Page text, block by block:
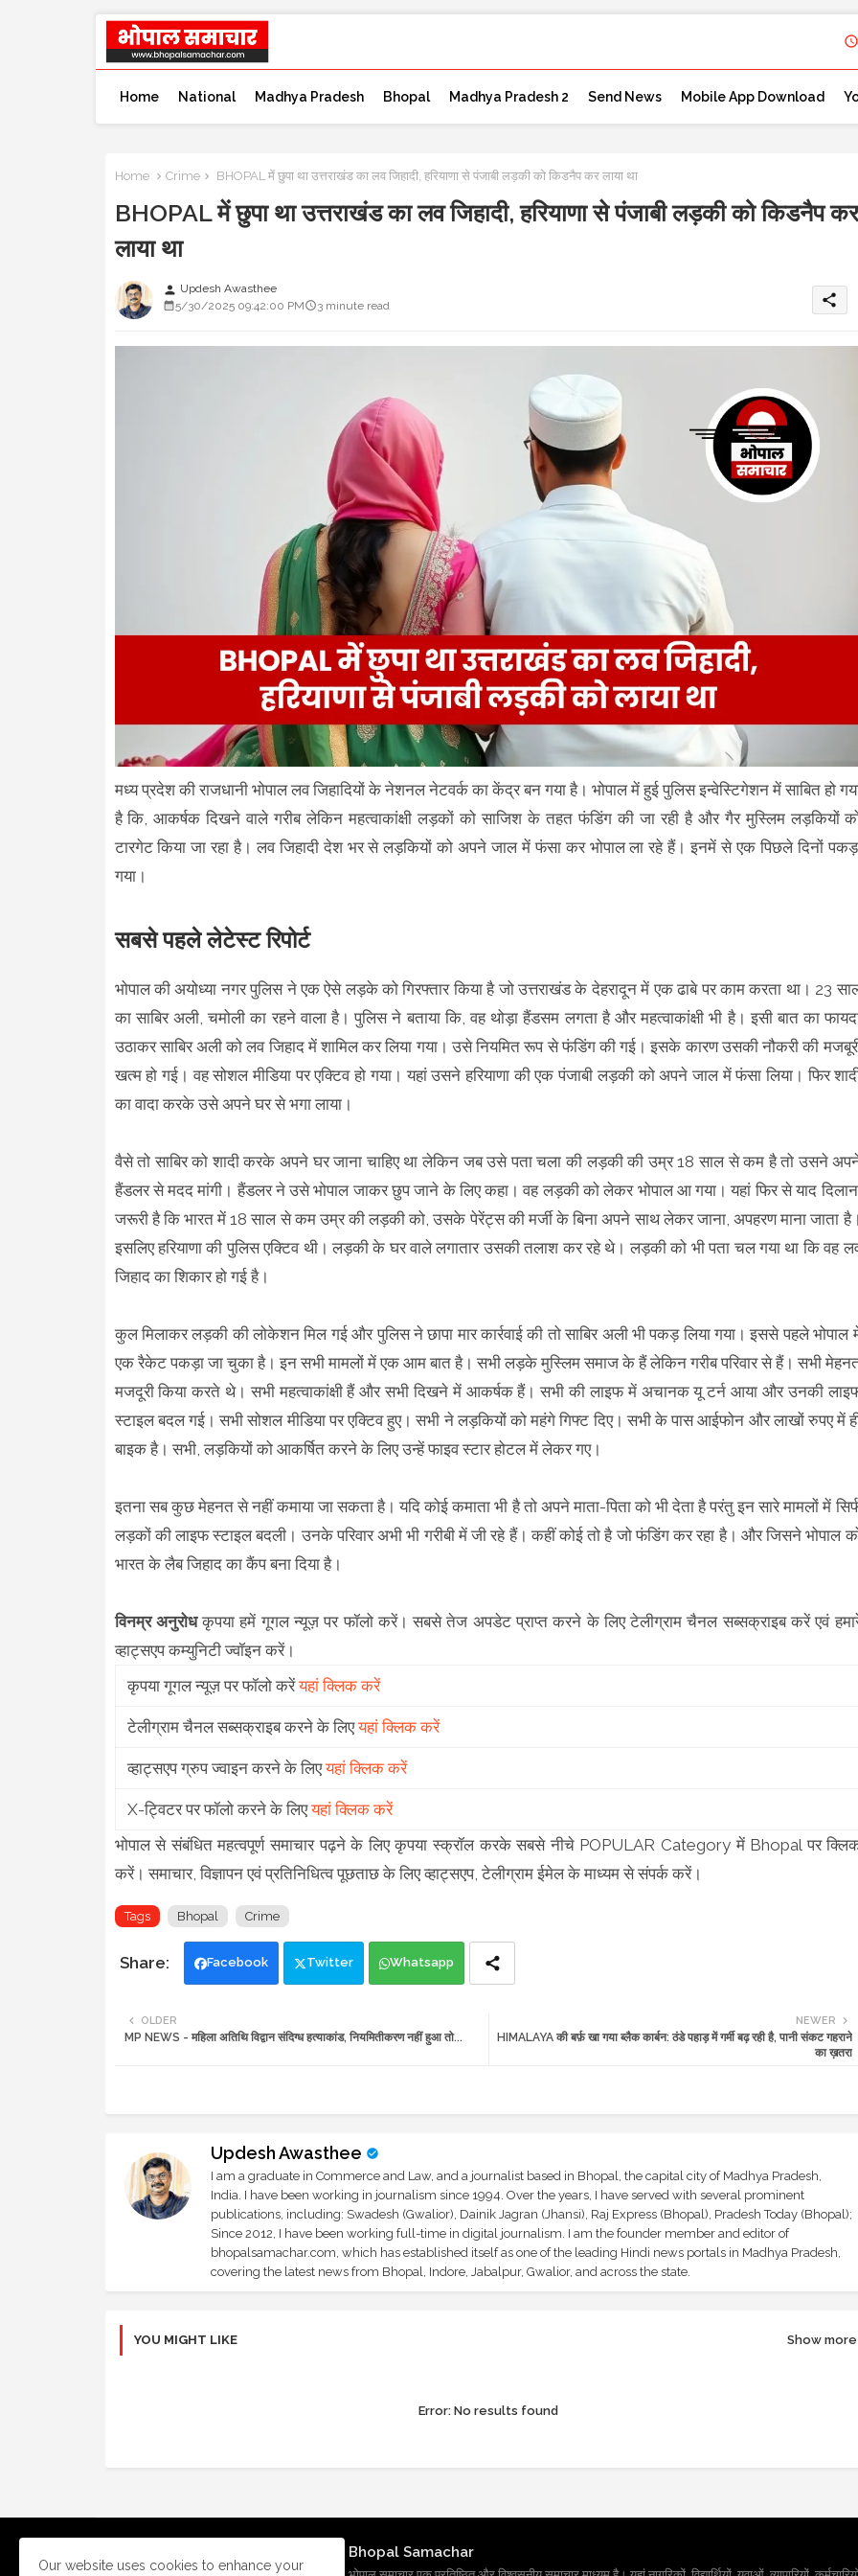
Home National Madhya Pradesh Bhopal Madhya Pradesh 2 Send News Mobile App Download
Home Crime BHOPAL में छुपा था उत्तराखंड का लव जिहादी, हरियाणा से पंजाबी लड़की को किडनैप कर लाया था
BHOPAL में छुपा था उत्तराखंड का लव जिहादी, हरियाणा से पंजाबी लड़की को किडनैप कर
लाया था
person Updesh Awasthee
5/30/2025 09:42:00 PM
3 minute read share
मध्य प्रदेश की राजधानी भोपाल लव जिहादियों के नेशनल नेटवर्क का केंद्र बन गया है। भोपाल में हुई पुलिस इन्वेस्टिगेशन में साबित हो
है कि, आकर्षक दिखने वाले गरीब लेकिन महत्वाकांक्षी लड़कों को साजिश के तहत फंडिंग की जा रही है और गैर मुस्लिम लड़कियों
टारगेट किया जा रहा है। लव जिहादी देश भर से लड़कियों को अपने जाल में फंसा कर भोपाल ला रहे हैं। इनमें से एक पिछले दिनों
गया।
सबसे पहले लेटेस्ट रिपोर्ट
भोपाल की अयोध्या नगर पुलिस ने एक ऐसे लड़के को गिरफ्तार किया है जो उत्तराखंड के देहरादून में एक ढाबे पर काम करता था। 23
का साबिर अली, चमोली का रहने वाला है। पुलिस ने बताया कि, वह थोड़ा हैंडसम लगता है और महत्वाकांक्षी भी है। इसी बात का
उठाकर साबिर अली को लव जिहाद में शामिल कर लिया गया। उसे नियमित रूप से फंडिंग की गई। इसके कारण उसकी नौकरी की
खत्म हो गई। वह सोशल मीडिया पर एक्टिव हो गया। यहां उसने हरियाणा की एक पंजाबी लड़की को अपने जाल में फंसा लिया। फिर
का वादा करके उसे अपने घर से भगा लाया।
वैसे तो साबिर को शादी करके अपने घर जाना चाहिए था लेकिन जब उसे पता चला की लड़की की उम्र 18 साल से कम है तो उसने
हैंडलर से मदद मांगी। हैंडलर ने उसे भोपाल जाकर छुप जाने के लिए कहा। वह लड़की को लेकर भोपाल आ गया। यहां फिर से याद
जरूरी है कि भारत में 18 साल से कम उम्र की लड़की को, उसके पेरेंट्स की मर्जी के बिना अपने साथ लेकर जाना, अपहरण माना जाता
इसलिए हरियाणा की पुलिस एक्टिव थी। लड़की के घर वाले लगातार उसकी तलाश कर रहे थे। लड़की को भी पता चल गया था कि वह
जिहाद का शिकार हो गई है।
कुल मिलाकर लड़की की लोकेशन मिल गई और पुलिस ने छापा मार कार्रवाई की तो साबिर अली भी पकड़ लिया गया। इससे पहले भोपाल
एक रैकेट पकड़ा जा चुका है। इन सभी मामलों में एक आम बात है। सभी लड़के मुस्लिम समाज के हैं लेकिन गरीब परिवार से हैं। सभी
मजदूरी किया करते थे। सभी महत्वाकांक्षी हैं और सभी दिखने में आकर्षक हैं। सभी की लाइफ में अचानक यू टर्न आया और उनकी
स्टाइल बदल गई। सभी सोशल मीडिया पर एक्टिव हुए। सभी ने लड़कियों को महंगे गिफ्ट दिए। सभी के पास आईफोन और लाखों रुपए में
बाइक है। सभी, लड़कियों को आकर्षित करने के लिए उन्हें फाइव स्टार होटल में लेकर गए।
इतना सब कुछ मेहनत से नहीं कमाया जा सकता है। यदि कोई कमाता भी है तो अपने माता-पिता को भी देता है परंतु इन सारे मामलों में
लड़कों की लाइफ स्टाइल बदली। उनके परिवार अभी भी गरीबी में जी रहे हैं। कहीं कोई तो है जो फंडिंग कर रहा है। और जिसने भोपाल
भारत के लैब जिहाद का कैंप बना दिया है।
विनम्र अनुरोधकृपया हमें गूगल न्यूज़ पर फॉलो करें। सबसे तेज अपडेट प्राप्त करने के लिए टेलीग्राम चैनल सब्सक्राइब करें एवं
व्हाट्सएप कम्युनिटी ज्वॉइन करें।
कृपया गूगल न्यूज़ पर फॉलो करेंयहां क्लिक करें
टेलीग्राम चैनल सब्सक्राइब करने के लिएयहां क्लिक करें
व्हाट्सएप ग्रुप ज्वाइन करने के लिएयहां क्लिक करें
X-ट्विटर पर फॉलो करने के लिएयहां क्लिक करें
भोपाल से संबंधित महत्वपूर्ण समाचार पढ़ने के लिए कृपया स्क्रॉल करके सबसे नीचे POPULAR Category में Bhopal पर
करें। समाचार, विज्ञापन एवं प्रतिनिधित्व पूछताछ के लिए व्हाट्सएप, टेलीग्राम ईमेल के माध्यम से संपर्क करें।
Tags Bhopal Crime
Facebook Twitter Whatsapp
NEWER
HIMALAYA की बर्फ़ खा गया ब्लैक कार्बन: ठंडे पहाड़ में गर्मी बढ़ रही है, पानी संकट गहराने
का ख़तरा
OLDER
MP NEWS - महिला अतिथि विद्वान संदिग्ध हत्याकांड, नियमितीकरण नहीं हुआ तो...
Updesh Awasthee
I am a graduate in Commerce and Law, and a journalist based in Bhopal, the capital city of Madhya Pradesh,
India. I have been working in journalism since 1994. Over the years, I have served with several prominent
publications, including: Swadesh (Gwalior), Dainik Jagran (Jhansi), Raj Express (Bhopal), Pradesh Today (Bhopal);
Since 2012, I have been working full-time in digital journalism. I am the founder member and editor of
bhopalsamachar.com, which has established itself as one of the leading Hindi news portals in Madhya Pradesh,
covering the latest news from Bhopal, Indore, Jabalpur, Gwalior, and across the state.
YOU MIGHT LIKE Show more
Error:No results found
Bhopal Samachar
Our website uses cookies to enhance your